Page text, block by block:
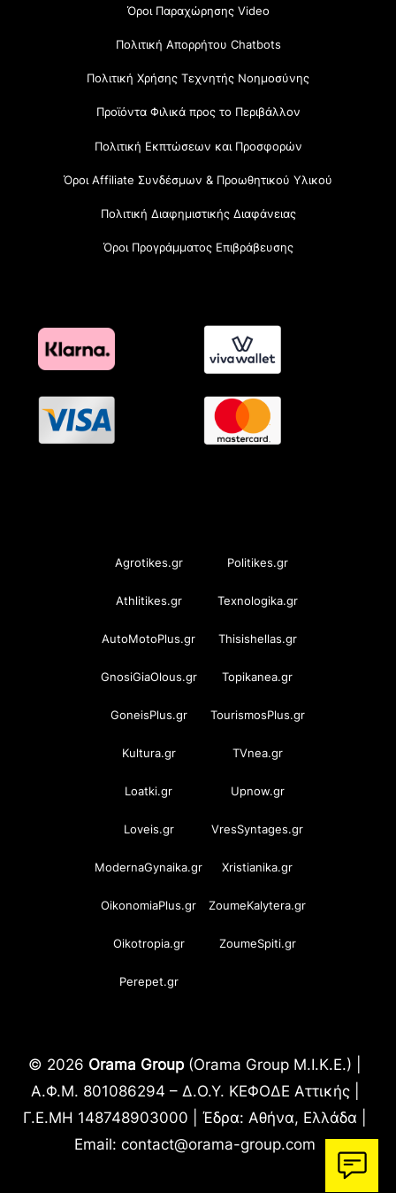
Όροι Παραχώρησης Video
Πολιτική Απορρήτου Chatbots
Πολιτική Χρήσης Τεχνητής Νοημοσύνης
Προϊόντα Φιλικά προς το Περιβάλλον
Πολιτική Εκπτώσεων και Προσφορών
Όροι Affiliate Συνδέσμων & Προωθητικού Υλικού
Πολιτική Διαφημιστικής Διαφάνειας
Όροι Προγράμματος Επιβράβευσης
Agrotikes.gr Politikes.gr
Athlitikes.gr Texnologika.gr
AutoMotoPlus.gr Thisishellas.gr
GnosiGiaOlous.gr Topikanea.gr
GoneisPlus.gr TourismosPlus.gr
Kultura.gr TVnea.gr
Loatki.gr Upnow.gr
Loveis.gr VresSyntages.gr
ModernaGynaika.gr Xristianika.gr
OikonomiaPlus.gr ZoumeKalytera.gr
Oikotropia.gr ZoumeSpiti.gr
Perepet.gr
© 2026 Orama Group(Orama Group Μ.Ι.Κ.Ε.) |
Α.Φ.Μ. 801086294 – Δ.Ο.Υ. ΚΕΦΟΔΕ Αττικής |
Γ.Ε.ΜΗ 148748903000 | Έδρα: Αθήνα, Ελλάδα |
Email: contact@orama-group.com